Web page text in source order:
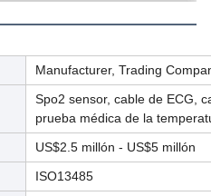
Manufacturer, Trading
Spo2 sensor, cable de ECG,
prueba médica de la
US$2.5 millón - US$5 millón
ISO13485